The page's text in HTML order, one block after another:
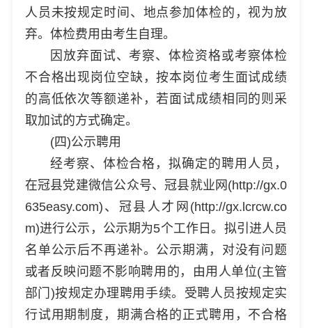
人员未按规定时间、地点参加体检的，视为放
弃。体检费用由考生自理。
因放弃面试、考察、体检资格或考察体检
不合格出现岗位空缺，按本岗位考生面试成绩
的高低依次等额递补，若面试成绩相同的则采
取加试的方式确定。
(四)公示聘用
经考察、体检合格，拟确定的聘用人员，
在冠县党建微信公众号、冠县就业网(http://gx.0
635easy.com)、冠县人才网(http://gx.lcrcw.co
m)进行公示，公示期为5个工作日。拟引进人员
名单公示后不再递补。公示期满，对没有问题
或者反映问题不影响聘用的，由用人单位(主管
部门)按规定办理聘用手续。受聘人员按规定实
行试用期制度，期满合格的正式聘用，不合格